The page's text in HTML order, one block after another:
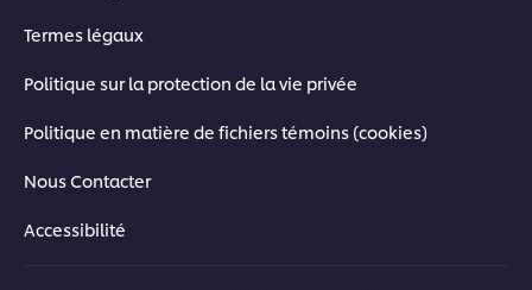
click the Accept button below.
Accept
Préparer un bol du Bouddha
Termes légaux
Politique sur la protection de la vie privée
Politique en matière de fichiers témoins (cookies)
Nous Contacter
Accessibilité